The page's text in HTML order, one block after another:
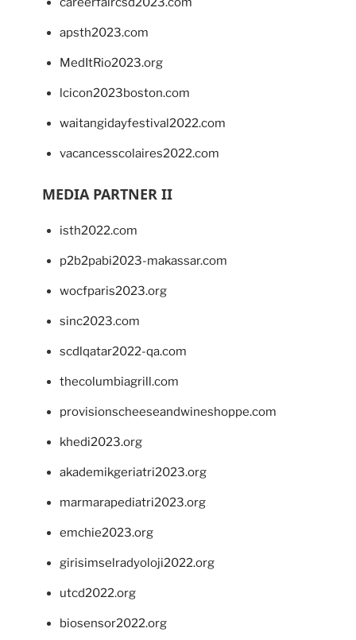
apsth2023.com
MedItRio2023.org
lcicon2023boston.com
waitangidayfestival2022.com
vacancesscolaires2022.com
MEDIA PARTNER II
isth2022.com
p2b2pabi2023-makassar.com
wocfparis2023.org
sinc2023.com
scdlqatar2022-qa.com
thecolumbiagrill.com
provisionscheeseandwineshoppe.com
khedi2023.org
akademikgeriatri2023.org
marmarapediatri2023.org
emchie2023.org
girisimselradyoloji2022.org
utcd2022.org
biosensor2022.org